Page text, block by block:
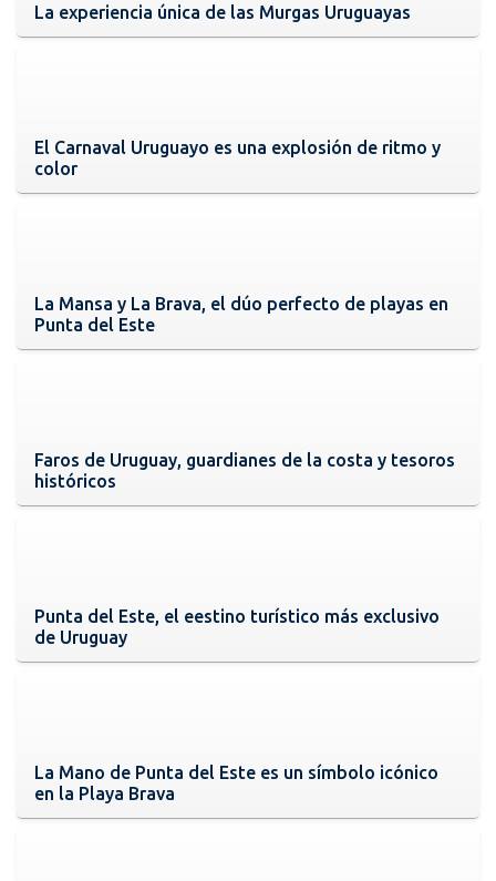
La experiencia única de las Murgas Uruguayas
El Carnaval Uruguayo es una explosión de ritmo y
color
La Mansa y La Brava, el dúo perfecto de playas en
Punta del Este
Faros de Uruguay, guardianes de la costa y tesoros
históricos
Punta del Este, el eestino turístico más exclusivo
de Uruguay
La Mano de Punta del Este es un símbolo icónico
en la Playa Brava